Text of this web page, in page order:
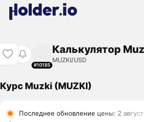
#10185
Калькулятор
MUZKI/USD
Курс Muzki (MUZKI)
Последнее обновление цены: 2